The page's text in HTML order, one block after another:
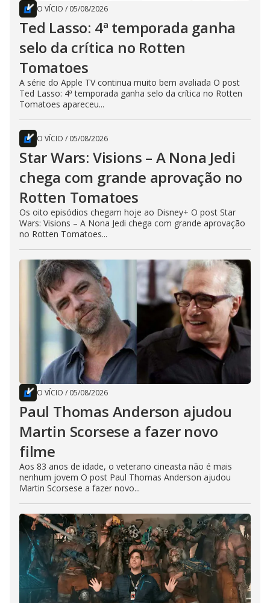
O VÍCIO / 05/08/2026
Ted Lasso: 4ª temporada ganha
selo da crítica no Rotten
Tomatoes
A série do Apple TV continua muito bem avaliada O post
Ted Lasso: 4ª temporada ganha selo da crítica no Rotten
Tomatoes apareceu...
O VÍCIO / 05/08/2026
Star Wars: Visions – A Nona Jedi
chega com grande aprovação no
Rotten Tomatoes
Os oito episódios chegam hoje ao Disney+ O post Star
Wars: Visions – A Nona Jedi chega com grande aprovação
no Rotten Tomatoes...
O VÍCIO / 05/08/2026
Paul Thomas Anderson ajudou
Martin Scorsese a fazer novo
filme
Aos 83 anos de idade, o veterano cineasta não é mais
nenhum jovem O post Paul Thomas Anderson ajudou
Martin Scorsese a fazer novo...